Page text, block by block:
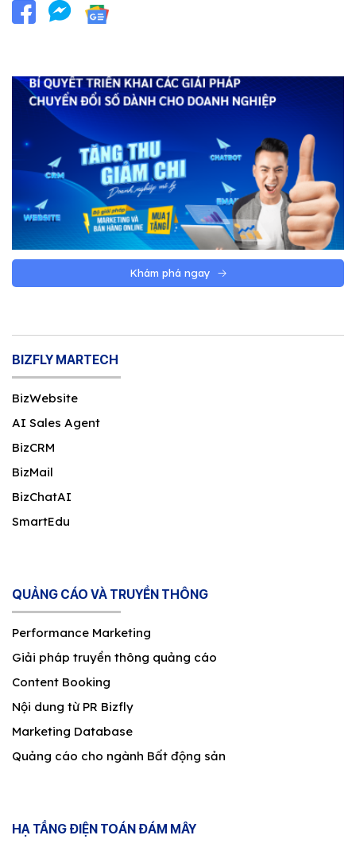
Khám phá ngay
BIZFLY MARTECH
BizWebsite
AI Sales Agent
BizCRM
BizMail
BizChatAI
SmartEdu
QUẢNG CÁO VÀ TRUYỀN THÔNG
Performance Marketing
Giải pháp truyền thông quảng cáo
Content Booking
Nội dung từ PR Bizfly
Marketing Database
Quảng cáo cho ngành Bất động sản
HẠ TẦNG ĐIỆN TOÁN ĐÁM MÂY